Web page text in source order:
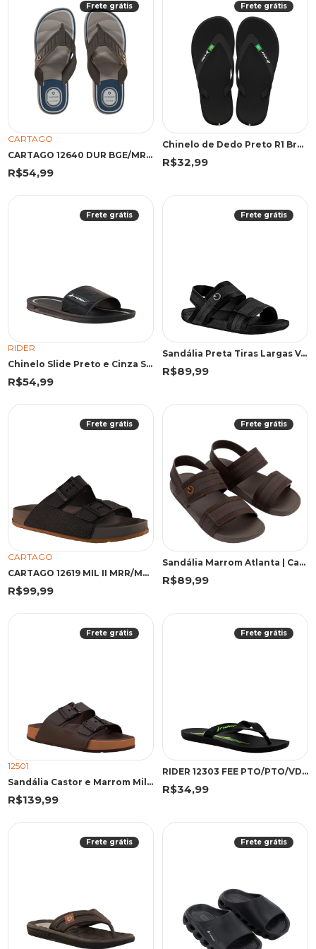
Frete grátis
CARTAGO
CARTAGO 12640 DUR BGE/MRR/AZU 45 EMA 12640 BEGE/MARROM/AZUL
R$54,99
Frete grátis
Chinelo de Dedo Preto R1 Brasil | Rider
R$32,99
Frete grátis
RIDER
Chinelo Slide Preto e Cinza Street | Rider
R$54,99
Frete grátis
Sandália Preta Tiras Largas Velcro | Cartago
R$89,99
Frete grátis
CARTAGO
CARTAGO 12619 MIL II MRR/MRR 43 MRR 12619 MARROM
R$99,99
Frete grátis
Sandália Marrom Atlanta | Cartago
R$89,99
Frete grátis
12501
Sandália Castor e Marrom Milão Plus | Cartago
R$139,99
Frete grátis
RIDER 12303 FEE PTO/PTO/VDE 43 PKV 12303 PRETO/PRETO/VERDE
R$34,99
Frete grátis Frete grátis